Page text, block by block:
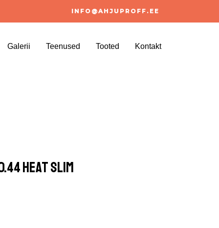
INFO@AHJUPROFF.EE
Galerii Teenused Tooted Kontakt
HEAT Slim